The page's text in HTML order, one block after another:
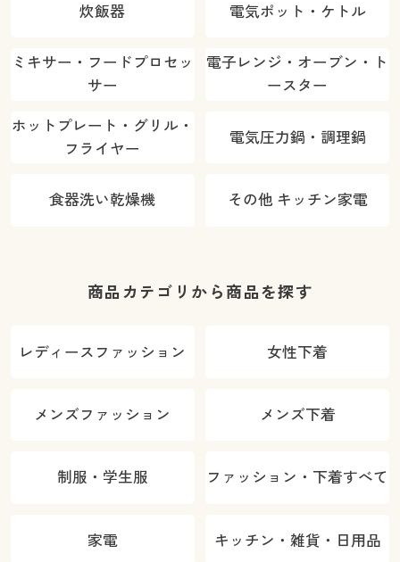
炊飯器 電気ポット・ケトル
ミキサー・フードプロセッ
サー
電子レンジ・オーブン・ト
ースター
ホットプレート・グリル・
フライヤー
電気圧力鍋・調理鍋
食器洗い乾燥機 その他 キッチン家電
商品カテゴリから商品を探す
レディースファッション 女性下着
メンズファッション メンズ下着
制服・学生服 ファッション・下着すべて
家電 キッチン・雑貨・日用品